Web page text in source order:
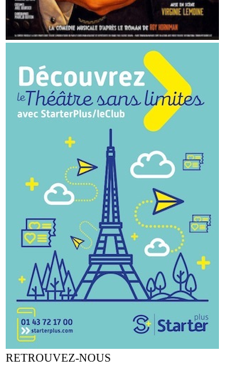
RETROUVEZ-NOUS